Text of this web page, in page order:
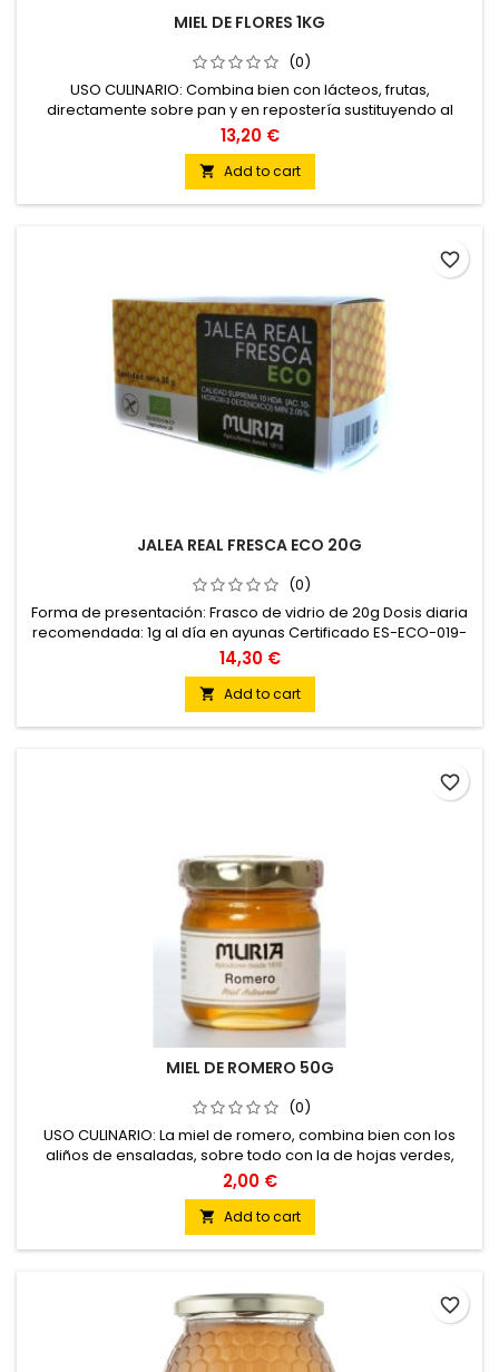
MIEL DE FLORES 1KG
(0)
USO CULINARIO: Combina bien con lácteos, frutas,
directamente sobre pan y en repostería sustituyendo al
azúcar, en aliños de ensaladas, y salsas de carnes y
pescados.
13,20 €
 Add to cart
JALEA REAL FRESCA ECO 20G
(0)
Forma de presentación: Frasco de vidrio de 20g Dosis diaria
recomendada: 1g al día en ayunas Certificado ES-ECO-019-
CT
14,30 €
 Add to cart
favorite_border
MIEL DE ROMERO 50G
(0)
USO CULINARIO: La miel de romero, combina bien con los
aliños de ensaladas, sobre todo con la de hojas verdes,
también con las infusiones, macedonias de frutas y con los
lácteos ligeros como los quesos frescos y el yogur. Muy
indicada para utilizar con bacalao desalado, frito, y en los
platos cocinados con carne de cordero
2,00 €
 Add to cart
favorite_border
favorite_border